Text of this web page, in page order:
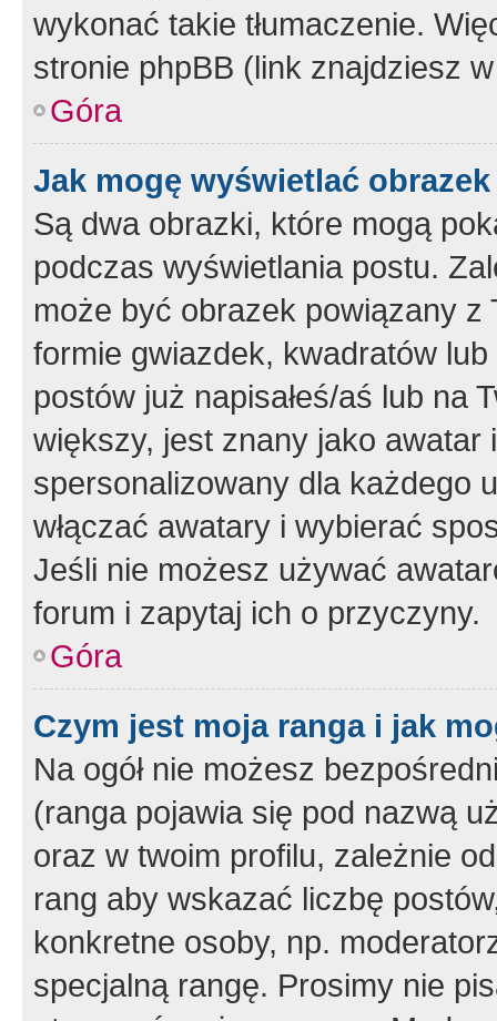
wykonać takie tłumaczenie.
stronie phpBB (link znajdziesz
Góra
Jak mogę wyświetlać
Są dwa obrazki, które mogą
podczas wyświetlania postu.
może być obrazek powiązany z
formie gwiazdek, kwadratów
postów już napisałeś/aś lub na
większy, jest znany jako
spersonalizowany dla każdego
włączać awatary i wybierać
Jeśli nie możesz używać
forum i zapytaj ich o przyczyny.
Góra
Czym jest moja ranga i jak
Na ogół nie możesz
(ranga pojawia się pod nazwą
oraz w twoim profilu, zależnie
rang aby wskazać liczbę
konkretne osoby, np.
specjalną rangę. Prosimy nie